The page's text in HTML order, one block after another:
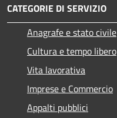
CATEGORIE DI SERVIZIO
Anagrafe e stato civile
Cultura e tempo libero
Vita lavorativa
Imprese e Commercio
Appalti pubblici